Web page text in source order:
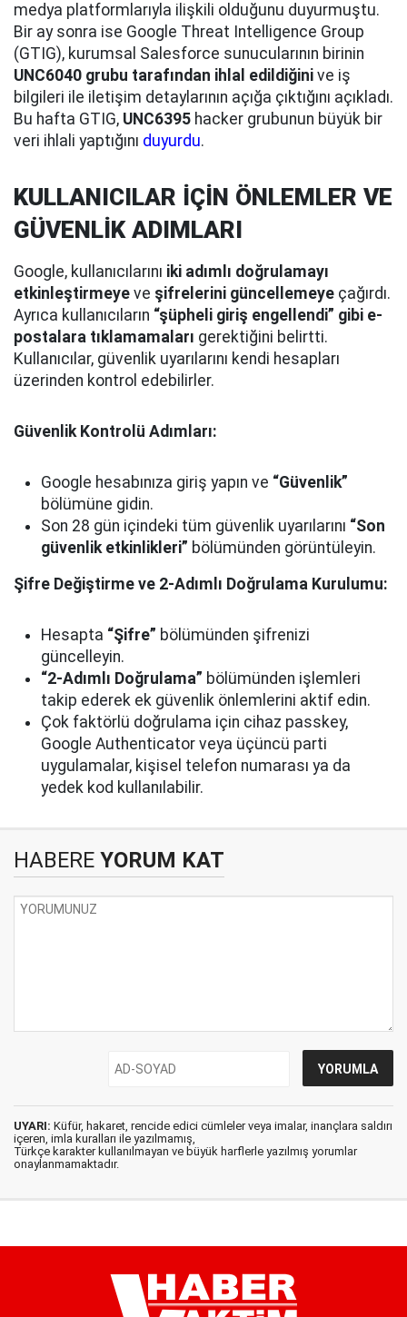
medya platformlarıyla ilişkili olduğunu duyurmuştu.
Bir ay sonra ise Google Threat Intelligence Group
(GTIG), kurumsal Salesforce sunucularının birinin
UNC6040 grubu tarafından ihlal edildiğini ve iş
bilgileri ile iletişim detaylarının açığa çıktığını açıkladı.
Bu hafta GTIG, UNC6395 hacker grubunun büyük bir
veri ihlali yaptığını duyurdu.
KULLANICILAR İÇİN ÖNLEMLER VE
GÜVENLİK ADIMLARI
Google, kullanıcılarını iki adımlı doğrulamayı
etkinleştirmeye ve şifrelerini güncellemeye çağırdı.
Ayrıca kullanıcıların “şüpheli giriş engellendi” gibi e-
postalara tıklamamaları gerektiğini belirtti.
Kullanıcılar, güvenlik uyarılarını kendi hesapları
üzerinden kontrol edebilirler.
Güvenlik Kontrolü Adımları:
Google hesabınıza giriş yapın ve “Güvenlik”
bölümüne gidin.
Son 28 gün içindeki tüm güvenlik uyarılarını “Son
güvenlik etkinlikleri” bölümünden görüntüleyin.
Şifre Değiştirme ve 2-Adımlı Doğrulama Kurulumu:
Hesapta “Şifre” bölümünden şifrenizi
güncelleyin.
“2-Adımlı Doğrulama” bölümünden işlemleri
takip ederek ek güvenlik önlemlerini aktif edin.
Çok faktörlü doğrulama için cihaz passkey,
Google Authenticator veya üçüncü parti
uygulamalar, kişisel telefon numarası ya da
yedek kod kullanılabilir.
HABERE YORUM KAT
UYARI: Küfür, hakaret, rencide edici cümleler veya imalar, inançlara saldırı
içeren, imla kuralları ile yazılmamış,
Türkçe karakter kullanılmayan ve büyük harflerle yazılmış yorumlar
onaylanmamaktadır.